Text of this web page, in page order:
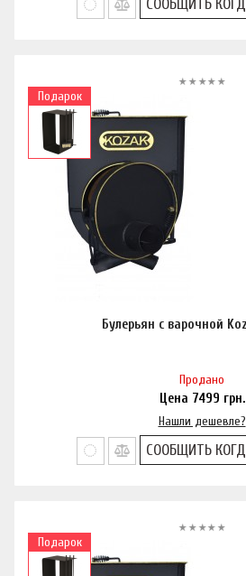
СООБЩИТЬ
Подарок
Булерьян с варочной
Продано
Цена 7499 грн.
Нашли дешевле?
СООБЩИТЬ
Подарок